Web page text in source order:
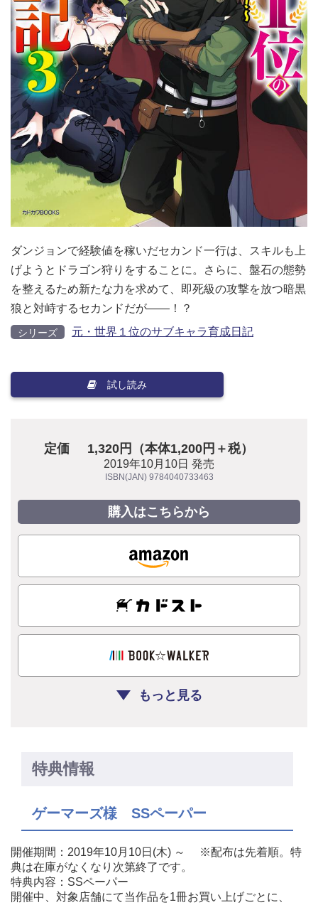
ダンジョンで経験値を稼いだセカンド一行は、スキルも上
げようとドラゴン狩りをすることに。さらに、盤石の態勢
を整えるため新たな力を求めて、即死級の攻撃を放つ暗黒
狼と対峙するセカンドだが――！？
シリーズ 元・世界１位のサブキャラ育成日記
試し読み
定価 1,320円（本体1,200円＋税）
2019年10月10日 発売
ISBN(JAN) 9784040733463
購入はこちらから
もっと見る
特典情報
ゲーマーズ様 SSペーパー
開催期間：2019年10月10日(木) ～ ※配布は先着順。特
典は在庫がなくなり次第終了です。
特典内容：SSペーパー
開催中、対象店舗にて当作品を1冊お買い上げごとに、